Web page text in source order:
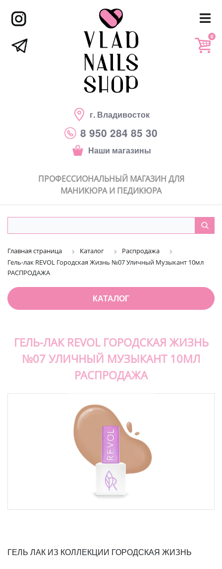
г. Владивосток
8 950 284 85 30
Наши магазины
0
ПРОФЕССИОНАЛЬНЫЙ МАГАЗИН ДЛЯ
МАНИКЮРА И ПЕДИКЮРА
Главная страница Каталог
Распродажа
Гель-лак REVOL Городская Жизнь №07 Уличный Музыкант 10мл
РАСПРОДАЖА
КАТАЛОГ
ГЕЛЬ-ЛАК REVOL ГОРОДСКАЯ ЖИЗНЬ
№07 УЛИЧНЫЙ МУЗЫКАНТ 10МЛ
РАСПРОДАЖА
ГЕЛЬ ЛАК ИЗ КОЛЛЕКЦИИ ГОРОДСКАЯ ЖИЗНЬ